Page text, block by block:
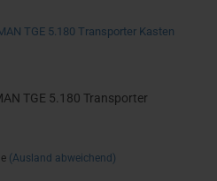
TGE 5.180 Transporter
(Ausland abweichend)